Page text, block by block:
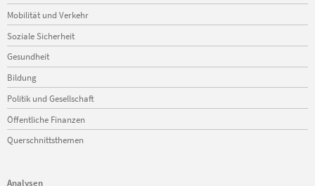
Mobilität und Verkehr
Soziale Sicherheit
Gesundheit
Bildung
Politik und Gesellschaft
Öffentliche Finanzen
Querschnittsthemen
Analysen